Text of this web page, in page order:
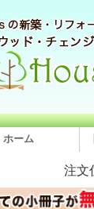
ホーム
注文